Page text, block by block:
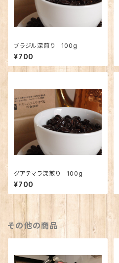
ブラジル深煎り 100g
¥700
グアテマラ深煎り 100g
¥700
その他の商品